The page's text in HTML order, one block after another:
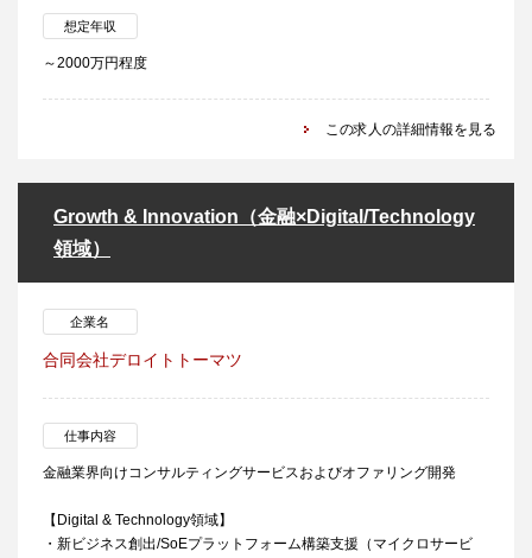
想定年収
～2000万円程度
この求人の詳細情報を見る
Growth & Innovation（金融×Digital/Technology
領域）
企業名
合同会社デロイトトーマツ
仕事内容
金融業界向けコンサルティングサービスおよびオファリング開発
【Digital & Technology領域】
・新ビジネス創出/SoEプラットフォーム構築支援（マイクロサービ